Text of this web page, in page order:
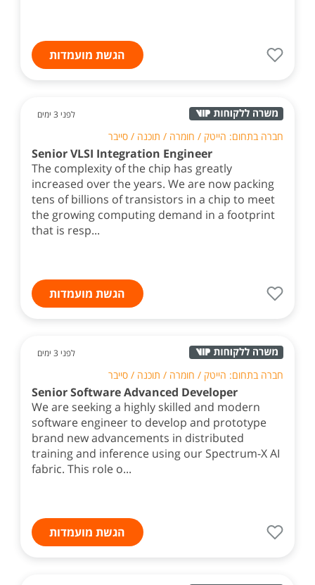
הגשת מועמדות
לפני 3 ימים
חברה בתחום: הייטק / חומרה / תוכנה / סייבר
Senior VLSI Integration Engineer
The complexity of the chip has greatly
increased over the years. We are now packing
tens of billions of transistors in a chip to meet
the growing computing demand in a footprint
that is resp...
הגשת מועמדות
לפני 3 ימים
חברה בתחום: הייטק / חומרה / תוכנה / סייבר
Senior Software Advanced Developer
We are seeking a highly skilled and modern
software engineer to develop and prototype
brand new advancements in distributed
training and inference using our Spectrum-X AI
fabric. This role o...
הגשת מועמדות